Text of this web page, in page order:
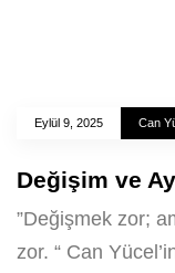
Eylül 9, 2025 Can
Değişim ve
”Değişmek zor;
zor. “ Can